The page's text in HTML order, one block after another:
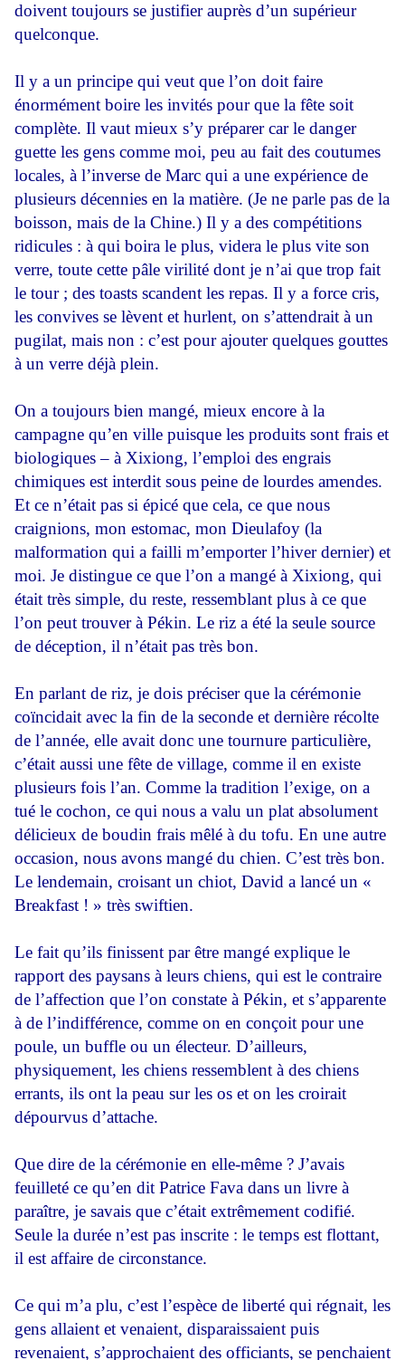
doivent toujours se justifier auprès d’un supérieur
quelconque.
Il y a un principe qui veut que l’on doit faire
énormément boire les invités pour que la fête soit
complète. Il vaut mieux s’y préparer car le danger
guette les gens comme moi, peu au fait des coutumes
locales, à l’inverse de Marc qui a une expérience de
plusieurs décennies en la matière. (Je ne parle pas de la
boisson, mais de la Chine.) Il y a des compétitions
ridicules : à qui boira le plus, videra le plus vite son
verre, toute cette pâle virilité dont je n’ai que trop fait
le tour ; des toasts scandent les repas. Il y a force cris,
les convives se lèvent et hurlent, on s’attendrait à un
pugilat, mais non : c’est pour ajouter quelques gouttes
à un verre déjà plein.
On a toujours bien mangé, mieux encore à la
campagne qu’en ville puisque les produits sont frais et
biologiques – à Xixiong, l’emploi des engrais
chimiques est interdit sous peine de lourdes amendes.
Et ce n’était pas si épicé que cela, ce que nous
craignions, mon estomac, mon Dieulafoy (la
malformation qui a failli m’emporter l’hiver dernier) et
moi. Je distingue ce que l’on a mangé à Xixiong, qui
était très simple, du reste, ressemblant plus à ce que
l’on peut trouver à Pékin. Le riz a été la seule source
de déception, il n’était pas très bon.
En parlant de riz, je dois préciser que la cérémonie
coïncidait avec la fin de la seconde et dernière récolte
de l’année, elle avait donc une tournure particulière,
c’était aussi une fête de village, comme il en existe
plusieurs fois l’an. Comme la tradition l’exige, on a
tué le cochon, ce qui nous a valu un plat absolument
délicieux de boudin frais mêlé à du tofu. En une autre
occasion, nous avons mangé du chien. C’est très bon.
Le lendemain, croisant un chiot, David a lancé un «
Breakfast ! » très swiftien.
Le fait qu’ils finissent par être mangé explique le
rapport des paysans à leurs chiens, qui est le contraire
de l’affection que l’on constate à Pékin, et s’apparente
à de l’indifférence, comme on en conçoit pour une
poule, un buffle ou un électeur. D’ailleurs,
physiquement, les chiens ressemblent à des chiens
errants, ils ont la peau sur les os et on les croirait
dépourvus d’attache.
Que dire de la cérémonie en elle-même ? J’avais
feuilleté ce qu’en dit Patrice Fava dans un livre à
paraître, je savais que c’était extrêmement codifié.
Seule la durée n’est pas inscrite : le temps est flottant,
il est affaire de circonstance.
Ce qui m’a plu, c’est l’espèce de liberté qui régnait, les
gens allaient et venaient, disparaissaient puis
revenaient, s’approchaient des officiants, se penchaient